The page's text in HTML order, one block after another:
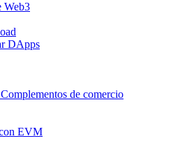
Web3
DApps
Complementos de comercio
EVM